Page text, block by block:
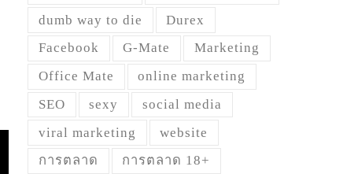
dumb way to die
Durex
Facebook
G-Mate
Marketing
Office Mate
online marketing
SEO
sexy
social media
viral marketing
website
การตลาด
การตลาด 18+